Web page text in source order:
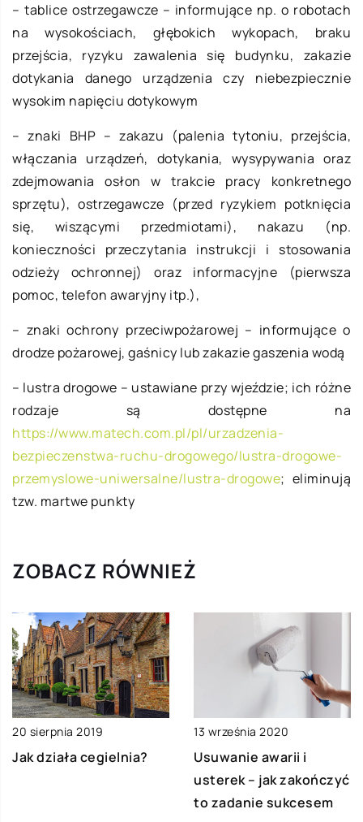
– tablice ostrzegawcze – informujące np. o robotach
na wysokościach, głębokich wykopach, braku
przejścia, ryzyku zawalenia się budynku, zakazie
dotykania danego urządzenia czy niebezpiecznie
wysokim napięciu dotykowym
– znaki BHP – zakazu (palenia tytoniu, przejścia,
włączania urządzeń, dotykania, wysypywania oraz
zdejmowania osłon w trakcie pracy konkretnego
sprzętu), ostrzegawcze (przed ryzykiem potknięcia
się, wiszącymi przedmiotami), nakazu (np.
konieczności przeczytania instrukcji i stosowania
odzieży ochronnej) oraz informacyjne (pierwsza
pomoc, telefon awaryjny itp.),
– znaki ochrony przeciwpożarowej – informujące o
drodze pożarowej, gaśnicy lub zakazie gaszenia wodą
– lustra drogowe – ustawiane przy wjeździe; ich różne
rodzaje są dostępne na
https://www.matech.com.pl/pl/urzadzenia-
bezpieczenstwa-ruchu-drogowego/lustra-drogowe-
przemyslowe-uniwersalne/lustra-drogowe; eliminują
tzw. martwe punkty
ZOBACZ RÓWNIEŻ
20 sierpnia 2019
Jak działa cegielnia?
13 września 2020
Usuwanie awarii i
usterek – jak zakończyć
to zadanie sukcesem